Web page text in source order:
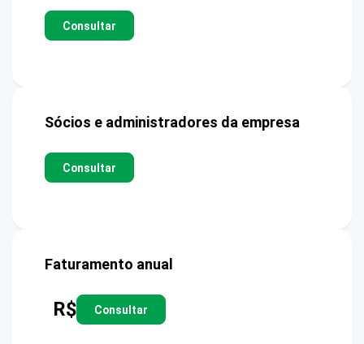
Consultar
Sócios e administradores da empresa
Consultar
Faturamento anual
R$ Consultar